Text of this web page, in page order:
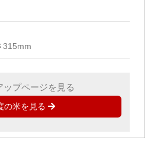
315mm
ップページを見る
の米を見る